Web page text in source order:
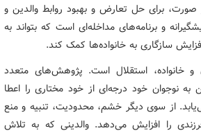
برای حل تعارض و بهبود روابط والدین و
و برنامه‌های مداخله‌ای است که بتواند به
سازگاری به خانواده‌ها کمک کند.
خانواده، استقلال است. پژوهش‌های متعدد
نوجوان خود درجه‌ای از خود مختاری را اعطا
از سوی دیگر خشم، محدودیت، تنبیه و منع
را افزایش می‌دهد. والدینی که به تلاش